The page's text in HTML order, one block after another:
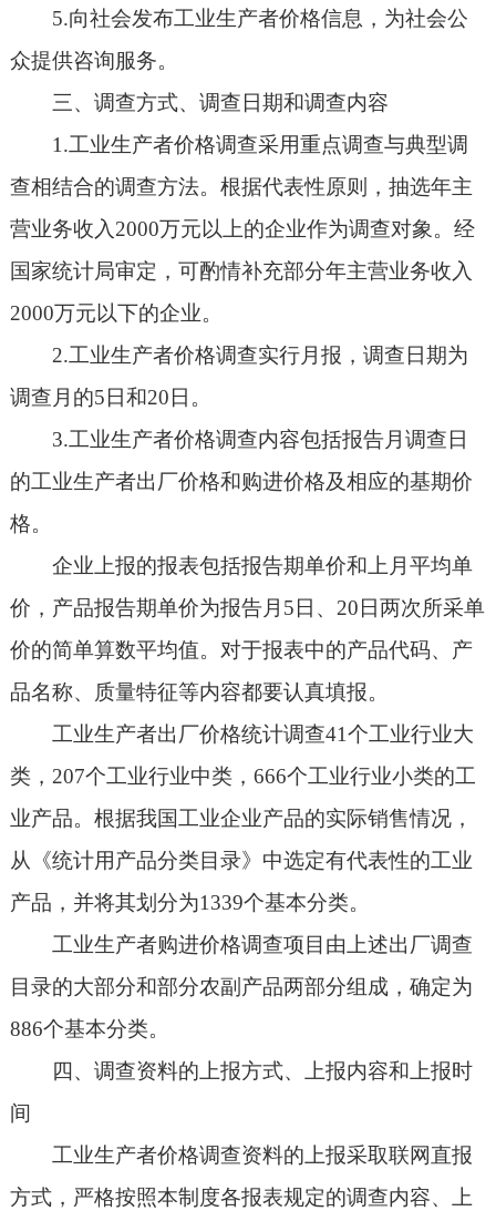
5.向社会发布工业生产者价格信息，为社会公
众提供咨询服务。
三、调查方式、调查日期和调查内容
1.工业生产者价格调查采用重点调查与典型调
查相结合的调查方法。根据代表性原则，抽选年主
营业务收入2000万元以上的企业作为调查对象。经
国家统计局审定，可酌情补充部分年主营业务收入
2000万元以下的企业。
2.工业生产者价格调查实行月报，调查日期为
调查月的5日和20日。
3.工业生产者价格调查内容包括报告月调查日
的工业生产者出厂价格和购进价格及相应的基期价
格。
企业上报的报表包括报告期单价和上月平均单
价，产品报告期单价为报告月5日、20日两次所采单
价的简单算数平均值。对于报表中的产品代码、产
品名称、质量特征等内容都要认真填报。
工业生产者出厂价格统计调查41个工业行业大
类，207个工业行业中类，666个工业行业小类的工
业产品。根据我国工业企业产品的实际销售情况，
从《统计用产品分类目录》中选定有代表性的工业
产品，并将其划分为1339个基本分类。
工业生产者购进价格调查项目由上述出厂调查
目录的大部分和部分农副产品两部分组成，确定为
886个基本分类。
四、调查资料的上报方式、上报内容和上报时
间
工业生产者价格调查资料的上报采取联网直报
方式，严格按照本制度各报表规定的调查内容、上